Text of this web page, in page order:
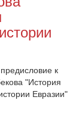
к
"История
Евразии"